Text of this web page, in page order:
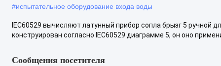
#испытательное оборудование входа воды
IEC60529 вычисляют латунный прибор сопла брызг 5 ручной
конструирован согласно IEC60529 диаграмме 5, он оно
Сообщения посетителя